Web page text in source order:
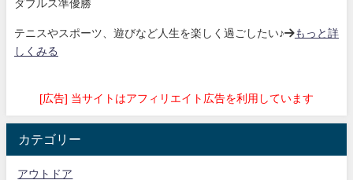
ダブルス準優勝
テニスやスポーツ、遊びなど人生を楽しく過ごしたい♪→もっと詳
しくみる
[広告] 当サイトはアフィリエイト広告を利用しています
カテゴリー
アウトドア